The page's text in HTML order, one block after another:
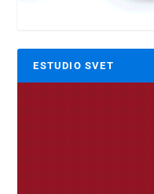
ESTUDIO SVET